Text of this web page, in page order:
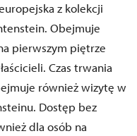
z kolekcji
Obejmuje
pierwszym piętrze
Czas trwania
również wizytę w
Dostęp bez
dla osób na